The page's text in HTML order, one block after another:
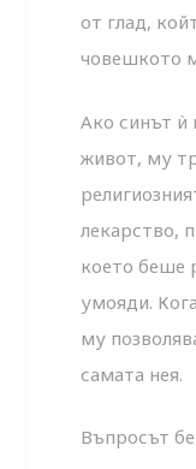
от глад,
човешкото
Ако синът ѝ
живот, му
лекарство,
което беше
умояди.
му
самата нея.
Въпросът